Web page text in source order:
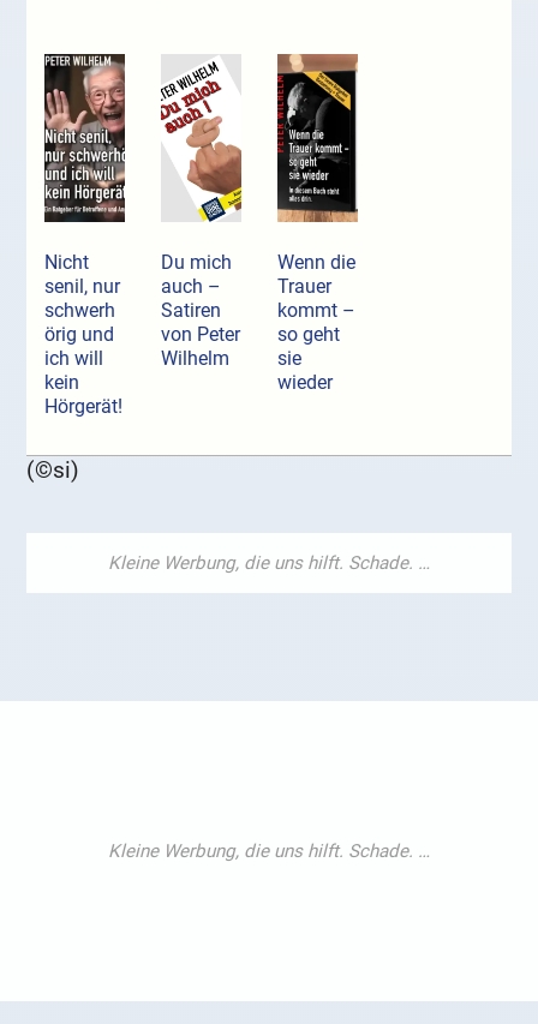
Nicht
senil, nur
schwerh
örig und
ich will
kein
Hörgerät!
Du mich
auch –
Satiren
von Peter
Wilhelm
Wenn die
Trauer
kommt –
so geht
sie
wieder
(©si)